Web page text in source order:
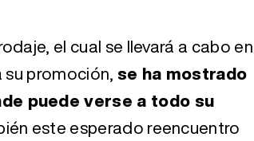
el cual se llevará a cabo en
su promoción, se ha mostrado
puede verse a todo su
este esperado reencuentro